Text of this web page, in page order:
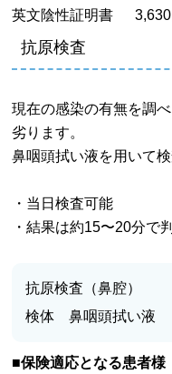
英文陰性証明書 3,630
抗原検査
現在の感染の有無を調
劣ります。
鼻咽頭拭い液を用いて検
・当日検査可能
・結果は約15〜20分で
抗原検査（鼻腔）
検体 鼻咽頭拭い液
■保険適応となる患者様